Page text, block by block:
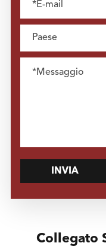
INVIA
Collegato